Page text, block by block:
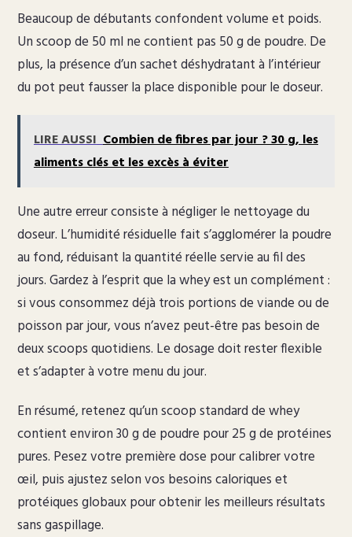
Beaucoup de débutants confondent volume et poids.
Un scoop de 50 ml ne contient pas 50 g de poudre. De
plus, la présence d’un sachet déshydratant à l’intérieur
du pot peut fausser la place disponible pour le doseur.
LIRE AUSSI Combien de fibres par jour ? 30 g, les
aliments clés et les excès à éviter
Une autre erreur consiste à négliger le nettoyage du
doseur. L’humidité résiduelle fait s’agglomérer la poudre
au fond, réduisant la quantité réelle servie au fil des
jours. Gardez à l’esprit que la whey est un complément :
si vous consommez déjà trois portions de viande ou de
poisson par jour, vous n’avez peut-être pas besoin de
deux scoops quotidiens. Le dosage doit rester flexible
et s’adapter à votre menu du jour.
En résumé, retenez qu’un scoop standard de whey
contient environ 30 g de poudre pour 25 g de protéines
pures. Pesez votre première dose pour calibrer votre
œil, puis ajustez selon vos besoins caloriques et
protéiques globaux pour obtenir les meilleurs résultats
sans gaspillage.